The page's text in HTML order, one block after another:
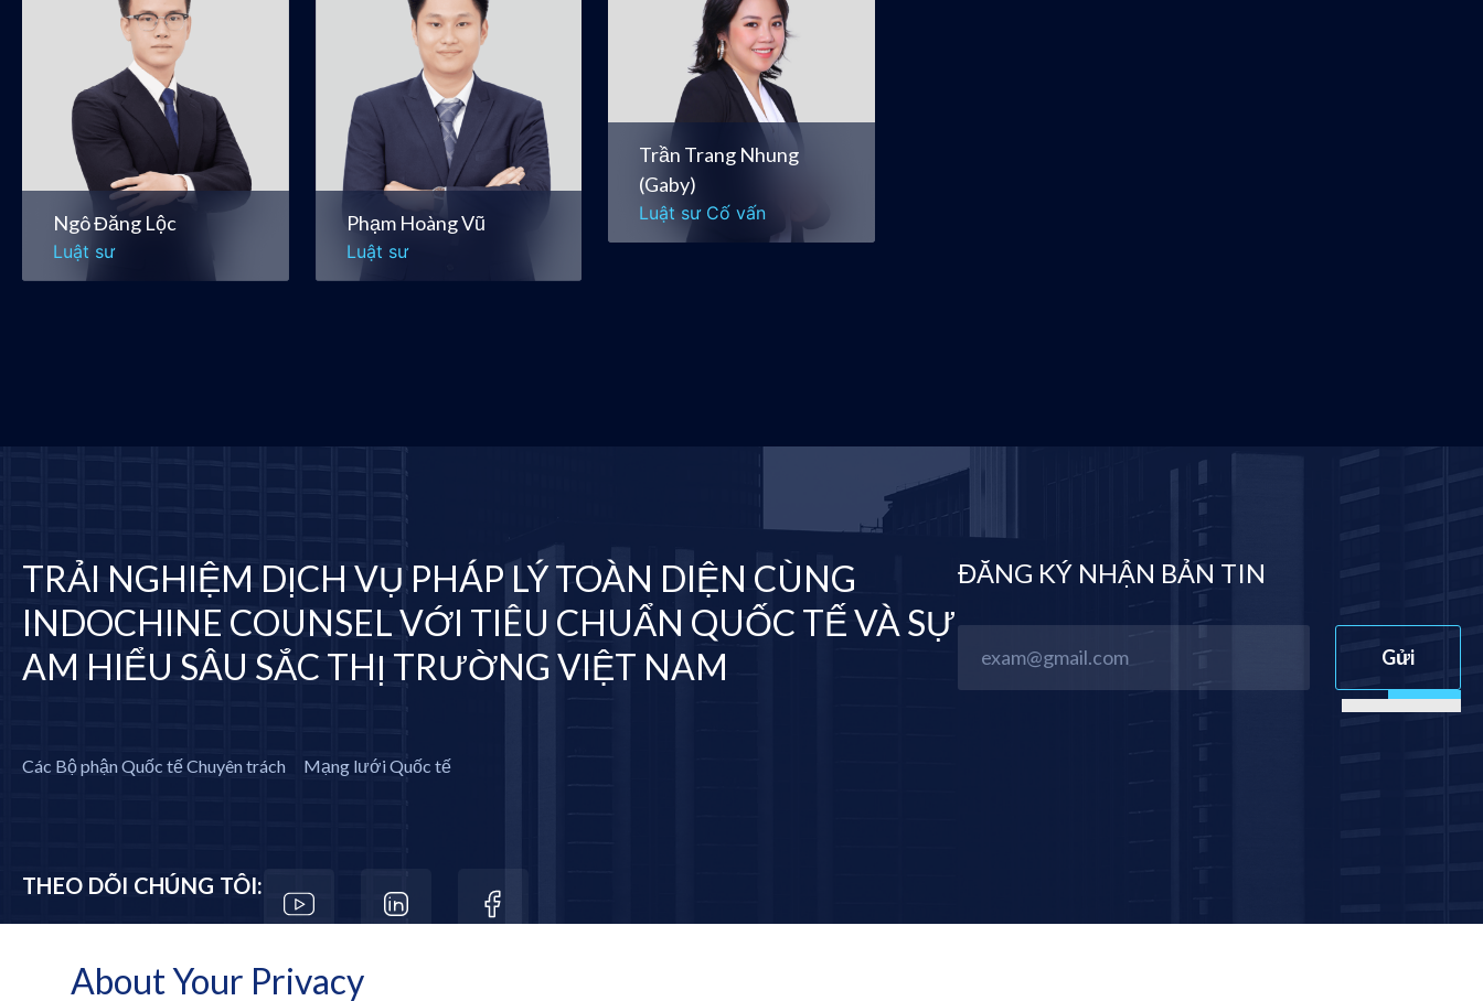
About Your Privacy
Ngô Đăng Lộc
Luật sư
Chống Độc quyền và
Cạnh tranh
Tài chính & Ngân hàng
Phạm Hoàng Vũ
Luật sư
Luật sư
Năng lượng, Tài nguyên
& Cơ sở Hạ tầng
Tài chính & Ngân hàng
Trần Trang Nhung
(Gaby)
Luật sư Cố vấn
Luật sư Cố vấn
Doanh nghiệp &
Thương mại
Mua bán & Sáp nhập
TRẢI NGHIỆM DỊCH VỤ PHÁP LÝ TOÀN DIỆN CÙNG
INDOCHINE COUNSEL VỚI TIÊU CHUẨN QUỐC TẾ VÀ SỰ
AM HIỂU SÂU SẮC THỊ TRƯỜNG VIỆT NAM
Các Bộ phận Quốc tế Chuyên trách Mạng lưới Quốc tế
THEO DÕI CHÚNG TÔI:
ĐĂNG KÝ NHẬN BẢN TIN
Gửi